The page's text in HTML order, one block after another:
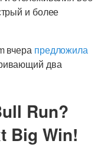
и более
вчера предложила
два
Run?
Big Win!